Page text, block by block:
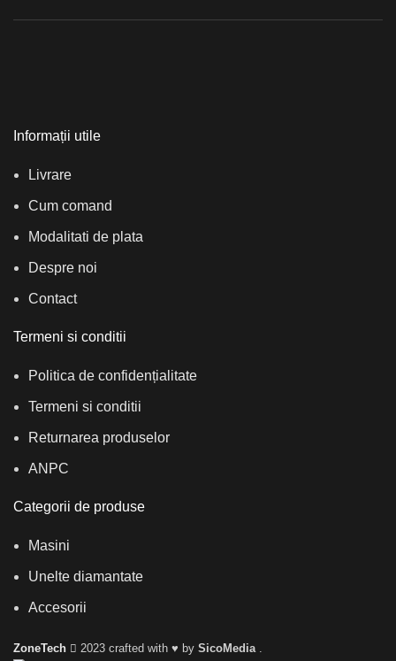
Informații utile
Livrare
Cum comand
Modalitati de plata
Despre noi
Contact
Termeni si conditii
Politica de confidențialitate
Termeni si conditii
Returnarea produselor
ANPC
Categorii de produse
Masini
Unelte diamantate
Accesorii
ZoneTech 2023 crafted with ♥ by SicoMedia